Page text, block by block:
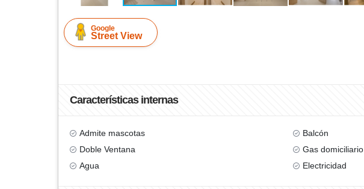
Google
Street View
Características internas
Admite mascotas Balcón
Doble Ventana
Gas domiciliario
Agua
Electricidad